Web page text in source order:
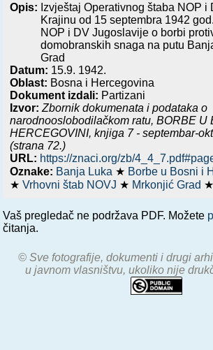
Opis: Izvještaj Operativnog štaba NOP i
Krajinu od 15 septembra 1942
NOP i DV Jugoslavije o borbi
domobranskih snaga na putu
Grad
Datum: 15.9. 1942.
Oblast: Bosna i Hercegovina
Dokument izdali: Partizani
Izvor: Zbornik dokumenata i podataka o
narodnooslobodilačkom ratu,BORBE U
HERCEGOVINI, knjiga 7 - septembar-
(strana 72.)
URL: https://znaci.org/zb/
Oznake: Banja Luka ★ Borbe u Bosni i
★Vrhovni štab NOVJ ★ Mrkonjić Grad ★
Vaš pregledač ne podržava PDF. Možete
čitanja.
© Sve fotografije, dokumenti i drugi
u javnom vlasništvu, ukoliko nije